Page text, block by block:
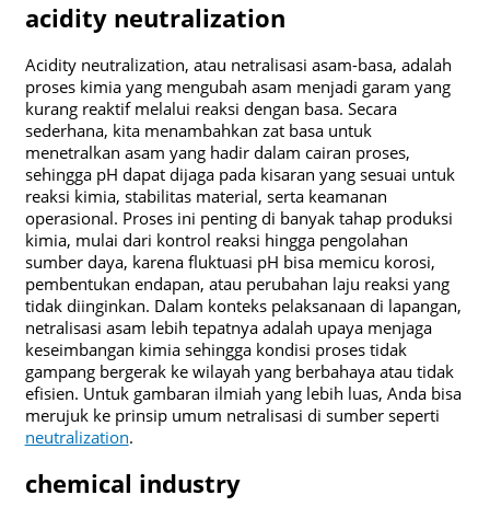
acidity neutralization
Acidity neutralization, atau netralisasi asam-basa, adalah
proses kimia yang mengubah asam menjadi garam yang
kurang reaktif melalui reaksi dengan basa. Secara
sederhana, kita menambahkan zat basa untuk
menetralkan asam yang hadir dalam cairan proses,
sehingga pH dapat dijaga pada kisaran yang sesuai untuk
reaksi kimia, stabilitas material, serta keamanan
operasional. Proses ini penting di banyak tahap produksi
kimia, mulai dari kontrol reaksi hingga pengolahan
sumber daya, karena fluktuasi pH bisa memicu korosi,
pembentukan endapan, atau perubahan laju reaksi yang
tidak diinginkan. Dalam konteks pelaksanaan di lapangan,
netralisasi asam lebih tepatnya adalah upaya menjaga
keseimbangan kimia sehingga kondisi proses tidak
gampang bergerak ke wilayah yang berbahaya atau tidak
efisien. Untuk gambaran ilmiah yang lebih luas, Anda bisa
merujuk ke prinsip umum netralisasi di sumber seperti
neutralization.
chemical industry